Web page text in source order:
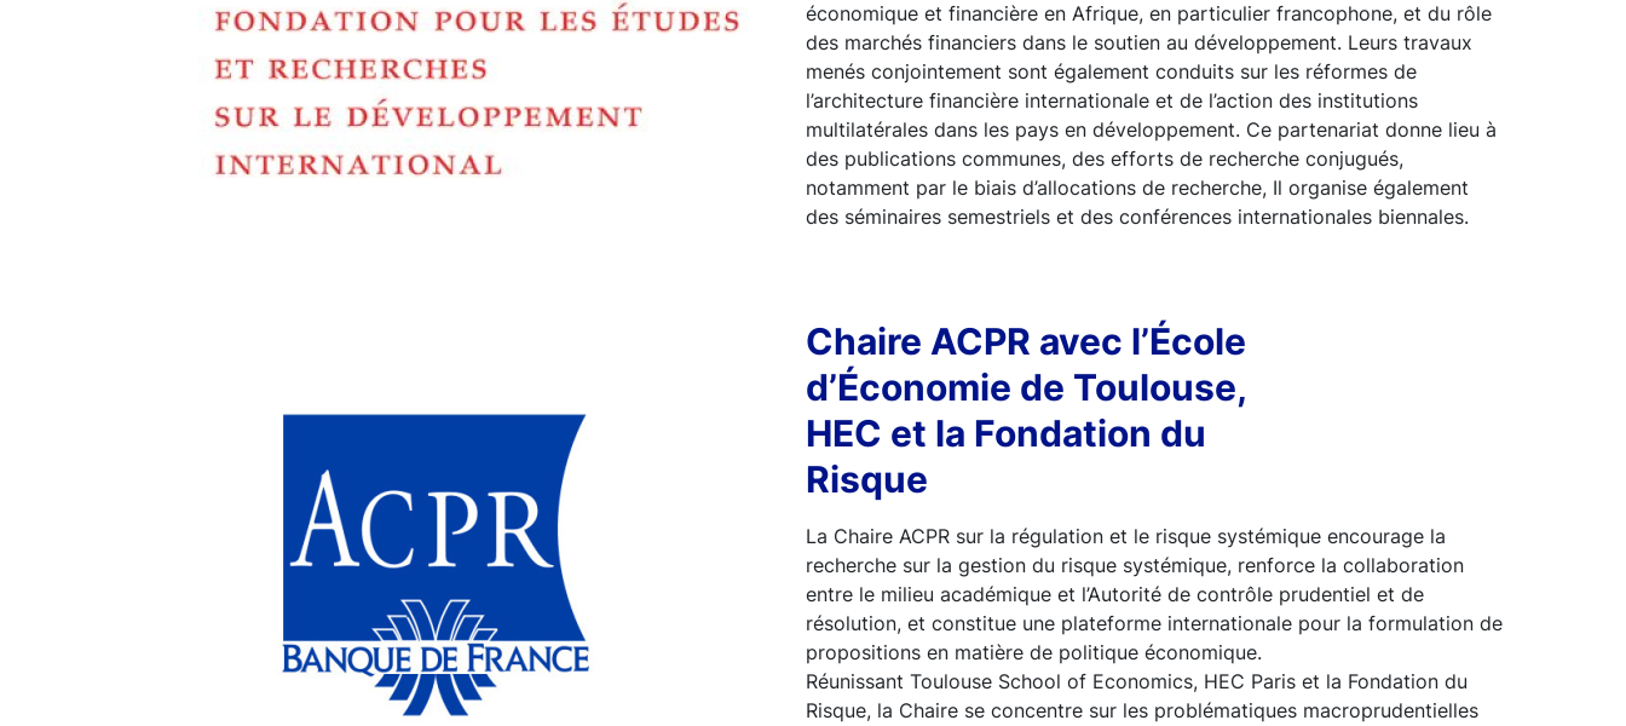
économique et financière en Afrique, en particulier francophone, et du rôle
des marchés financiers dans le soutien au développement. Leurs travaux
menés conjointement sont également conduits sur les réformes de
l’architecture financière internationale et de l’action des institutions
multilatérales dans les pays en développement. Ce partenariat donne lieu à
des publications communes, des efforts de recherche conjugués,
notamment par le biais d’allocations de recherche, Il organise également
des séminaires semestriels et des conférences internationales biennales.
Chaire ACPR avec l’École
d’Économie de Toulouse,
HEC et la Fondation du
Risque
La Chaire ACPR sur la régulation et le risque systémique encourage la
recherche sur la gestion du risque systémique, renforce la collaboration
entre le milieu académique et l’Autorité de contrôle prudentiel et de
résolution, et constitue une plateforme internationale pour la formulation de
propositions en matière de politique économique.
Réunissant Toulouse School of Economics, HEC Paris et la Fondation du
Risque, la Chaire se concentre sur les problématiques macroprudentielles